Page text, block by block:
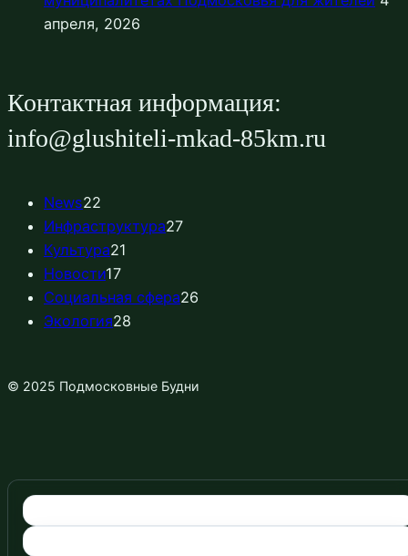
апреля, 2026
Контактная информация:
info@glushiteli-mkad-85km.ru
News22
Инфраструктура27
Культура21
Новости17
Социальная сфера26
Экология28
© 2025 Подмосковные Будни